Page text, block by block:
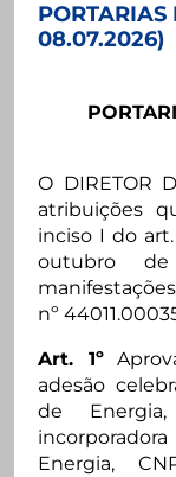
08.07.2026)
O DIRETOR
atribuições
inciso I do art.
outubro
nº
Art. 1º
adesão
de Energia,
Energia,